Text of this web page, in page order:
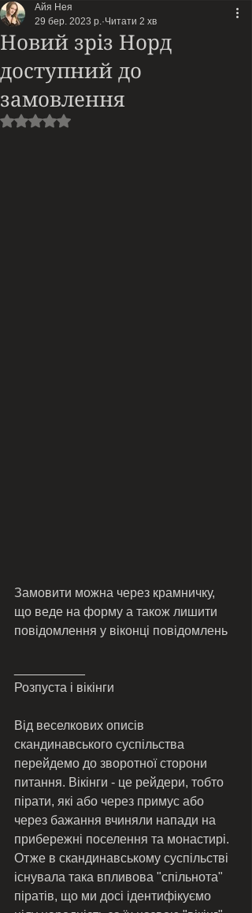
Новий зріз Норд
доступний до
замовлення
Айя Нея
29 бер. 2023 р. Читати 2 хв
Оцінка: NaN з 5 зірок.
Замовити можна через крамничку,
що веде на форму а також лишити
повідомлення у віконці повідомлень
Розпуста і вікінги
Від веселкових описів
скандинавського суспільства
перейдемо до зворотної сторони
питання. Вікінги - це рейдери, тобто
пірати, які або через примус або
через бажання вчиняли напади на
прибережні поселення та монастирі.
Отже в скандинавському суспільстві
існувала така впливова "спільнота"
піратів, що ми досі ідентифікуємо